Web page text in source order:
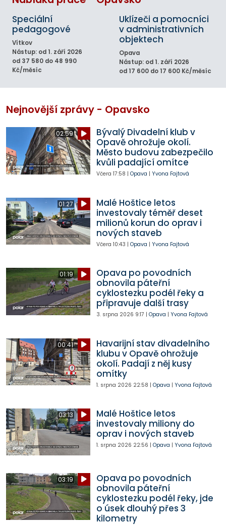
Speciální
pedagogové
Vítkov
Nástup: od 1. září 2026
od 37 580 do 48 990
Kč/měsíc
Uklízeči a pomocníci
v administrativních
objektech
Opava
Nástup: od 1. září 2026
od 17 600 do 17 600 Kč/měsíc
Nejnovější zprávy - Opavsko
02:59
Bývalý Divadelní klub v
Opavě ohrožuje okolí.
Město budovu zabezpečilo
kvůli padající omítce
Včera 17:58 | Opava | Yvona Fajtová
01:27
Malé Hoštice letos
investovaly téměř deset
milionů korun do oprav i
nových staveb
Včera 10:43 | Opava | Yvona Fajtová
01:19
Opava po povodních
obnovila páteřní
cyklostezku podél řeky a
připravuje další trasy
3. srpna 2026 9:17 | Opava | Yvona Fajtová
00:41
Havarijní stav divadelního
klubu v Opavě ohrožuje
okolí. Padají z něj kusy
omítky
1. srpna 2026 22:58 | Opava | Yvona Fajtová
03:13
Malé Hoštice letos
investovaly miliony do
oprav i nových staveb
1. srpna 2026 22:56 | Opava | Yvona Fajtová
03:19
Opava po povodních
obnovila páteřní
cyklostezku podél řeky, jde
o úsek dlouhý přes 3
kilometry